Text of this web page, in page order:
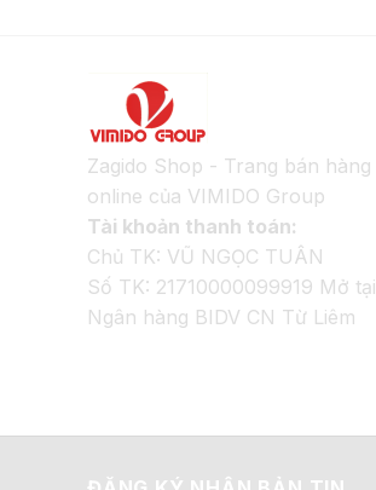
Zagido Shop - Trang bán hàng
online của VIMIDO Group
Tài khoản thanh toán:
Chủ TK: VŨ NGỌC TUÂN
Số TK: 21710000099919 Mở tại
Ngân hàng BIDV CN Từ Liêm